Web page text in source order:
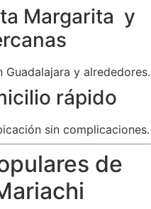
Margarita y
y alrededores.
rápido
sin complicaciones.
de